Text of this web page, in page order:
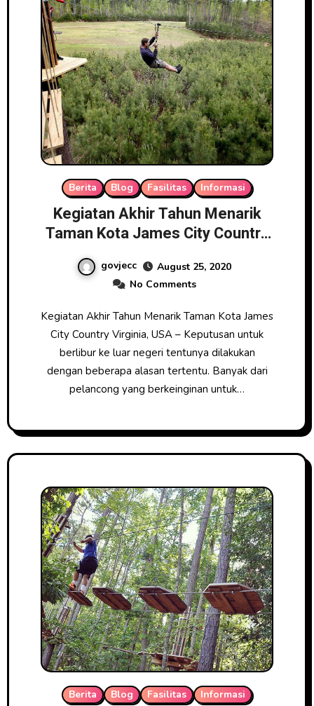
Berita Blog Fasilitas Informasi
Kegiatan Akhir Tahun Menarik
Taman Kota James City Country
govjecc
August 25, 2020
No Comments
Kegiatan Akhir Tahun Menarik Taman Kota James
City Country Virginia, USA – Keputusan untuk
berlibur ke luar negeri tentunya dilakukan
dengan beberapa alasan tertentu. Banyak dari
pelancong yang berkeinginan untuk…
Berita Blog Fasilitas Informasi